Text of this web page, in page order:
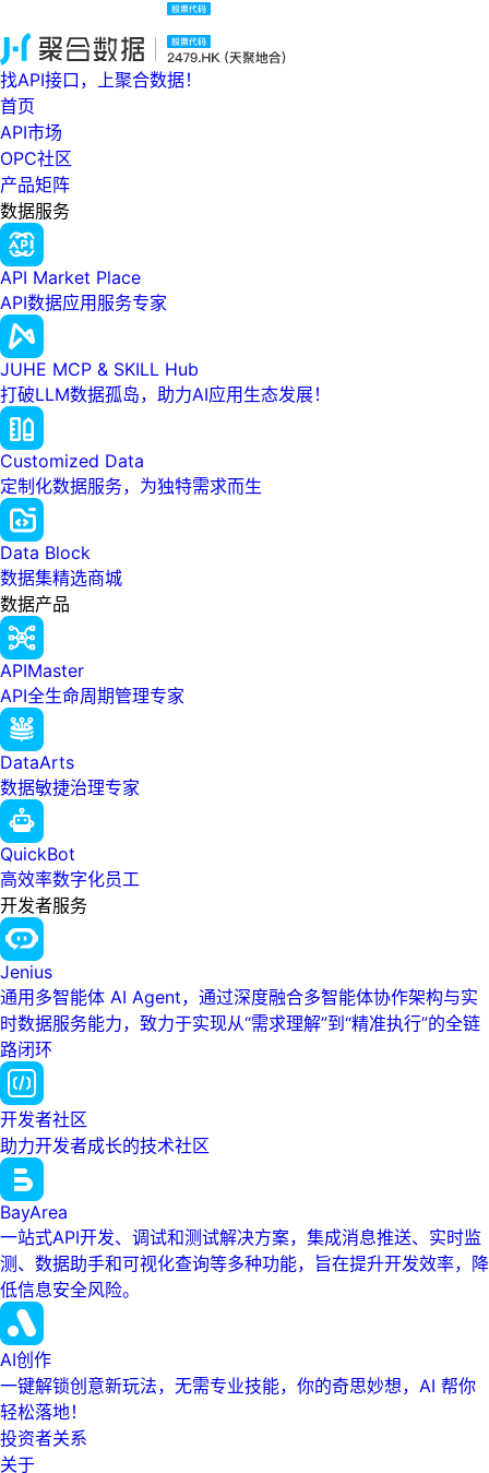
找API接口，上聚合数据！
首页
API市场
OPC社区
产品矩阵
数据服务
API Market Place
API数据应用服务专家
JUHE MCP & SKILL Hub
打破LLM数据孤岛，助力AI应用生态发展！
Customized Data
定制化数据服务，为独特需求而生
Data Block
数据集精选商城
数据产品
APIMaster
API全生命周期管理专家
DataArts
数据敏捷治理专家
QuickBot
高效率数字化员工
开发者服务
Jenius
通用多智能体 AI Agent，通过深度融合多智能体协作架构与实
时数据服务能力，致力于实现从“需求理解”到“精准执行”的全链
路闭环
开发者社区
助力开发者成长的技术社区
BayArea
一站式API开发、调试和测试解决方案，集成消息推送、实时监
测、数据助手和可视化查询等多种功能，旨在提升开发效率，降
低信息安全风险。
AI创作
一键解锁创意新玩法，无需专业技能，你的奇思妙想，AI 帮你
轻松落地！
投资者关系
关于